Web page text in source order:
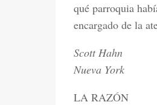
qué parroquia
encargado de la
Scott Hahn
Nueva York
LA RAZÓN